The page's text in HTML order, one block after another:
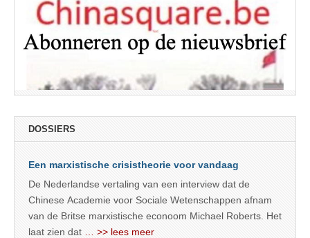
DOSSIERS
Een marxistische crisistheorie voor vandaag
De Nederlandse vertaling van een interview dat de
Chinese Academie voor Sociale Wetenschappen afnam
van de Britse marxistische econoom Michael Roberts. Het
laat zien dat
… >> lees meer